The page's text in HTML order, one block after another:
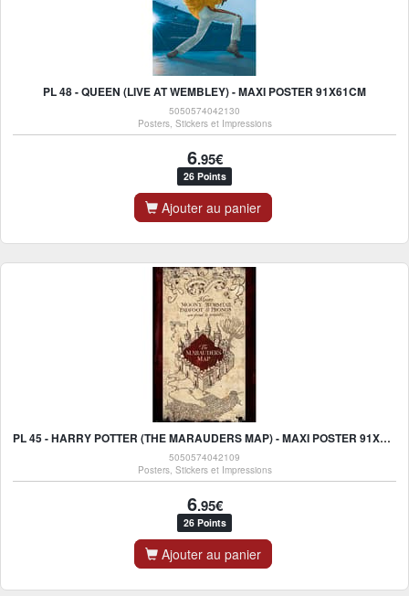
PL 48 - QUEEN (LIVE AT WEMBLEY) - MAXI POSTER 91X61CM
5050574042130
Posters, Stickers et Impressions
6.95€
26 Points
Ajouter au panier
PL 45 - HARRY POTTER (THE MARAUDERS MAP) - MAXI POSTER 91X61CM
5050574042109
Posters, Stickers et Impressions
6.95€
26 Points
Ajouter au panier